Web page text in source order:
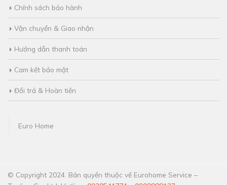
Chính sách bảo hành
Vận chuyển & Giao nhận
Hướng dẫn thanh toán
Cam kết bảo mật
Đổi trả & Hoàn tiền
Euro Home
© Copyright 2024. Bản quyền thuộc về Eurohome Service –